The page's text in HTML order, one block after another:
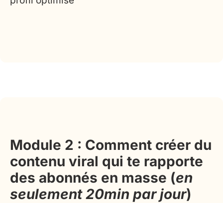
Module 2 : Comment créer du
contenu viral qui te rapporte
des abonnés en masse (en
seulement 20min par jour)